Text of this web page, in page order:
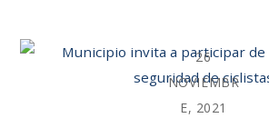
26
NOVIEMBR
E, 2021